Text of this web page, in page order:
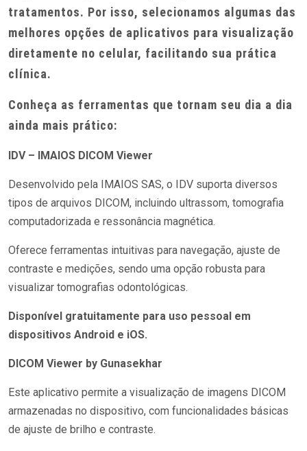
tratamentos. Por isso, selecionamos algumas das
melhores opções de aplicativos para visualização
diretamente no celular, facilitando sua prática
clínica.
Conheça as ferramentas que tornam seu dia a dia
ainda mais prático:
IDV – IMAIOS DICOM Viewer
Desenvolvido pela IMAIOS SAS, o IDV suporta diversos
tipos de arquivos DICOM, incluindo ultrassom, tomografia
computadorizada e ressonância magnética.
Oferece ferramentas intuitivas para navegação, ajuste de
contraste e medições, sendo uma opção robusta para
visualizar tomografias odontológicas.
Disponível gratuitamente para uso pessoal em
dispositivos Android e iOS.
DICOM Viewer by Gunasekhar
Este aplicativo permite a visualização de imagens DICOM
armazenadas no dispositivo, com funcionalidades básicas
de ajuste de brilho e contraste.